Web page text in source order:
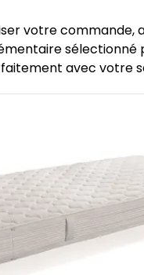
votre commande,
sélectionné
avec votre